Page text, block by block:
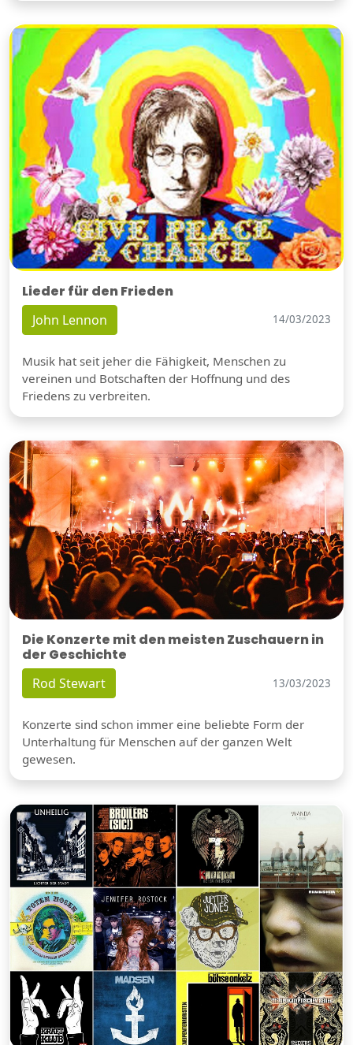
Lieder für den Frieden
John Lennon 14/03/2023
Musik hat seit jeher die Fähigkeit, Menschen zu
vereinen und Botschaften der Hoffnung und des
Friedens zu verbreiten.
Die Konzerte mit den meisten Zuschauern in
der Geschichte
Rod Stewart 13/03/2023
Konzerte sind schon immer eine beliebte Form der
Unterhaltung für Menschen auf der ganzen Welt
gewesen.